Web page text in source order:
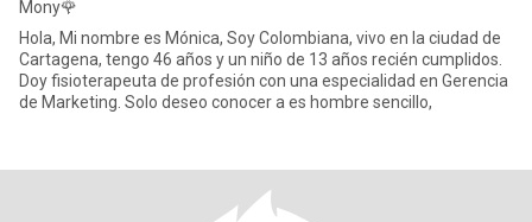
Mony🌹
Hola, Mi nombre es Mónica, Soy Colombiana, vivo en la ciudad de
Cartagena, tengo 46 años y un niño de 13 años recién cumplidos.
Doy fisioterapeuta de profesión con una especialidad en Gerencia
de Marketing. Solo deseo conocer a es hombre sencillo,